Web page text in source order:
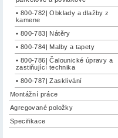
• 800-782| Obklady a dlažby z
kamene
• 800-783| Nátěry
• 800-784| Malby a tapety
• 800-786| Čalounické úpravy a
zastiňující technika
• 800-787| Zasklívání
Montážní práce
Agregované položky
Specifikace